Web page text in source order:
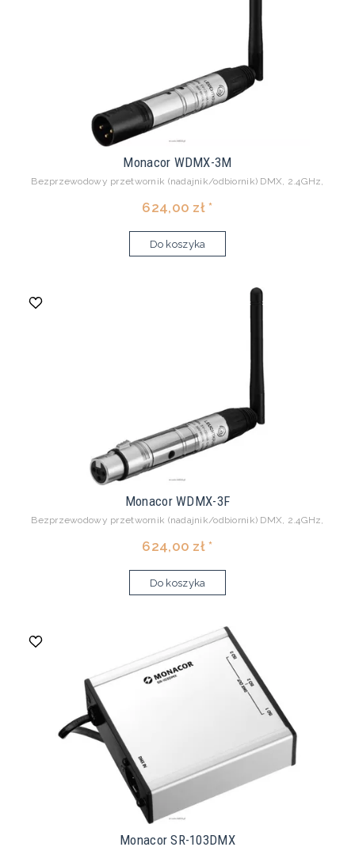
Monacor WDMX-3M
Bezprzewodowy przetwornik (nadajnik/odbiornik) DMX, 2.4GHz,
624,00 zł *
Do koszyka
Monacor WDMX-3F
Bezprzewodowy przetwornik (nadajnik/odbiornik) DMX, 2.4GHz,
624,00 zł *
Do koszyka
Monacor SR-103DMX